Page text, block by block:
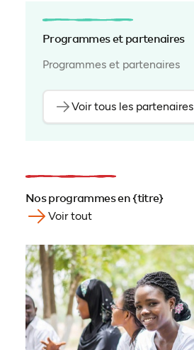
Programmes et partenaires
Programmes et partenaires
Voir tous les partenaires
Nos programmes en {titre}
Voir tout